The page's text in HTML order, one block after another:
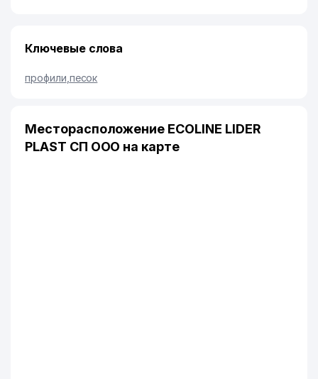
Ключевые слова
профили песок
Месторасположение ECOLINE LIDER
PLAST СП ООО на карте